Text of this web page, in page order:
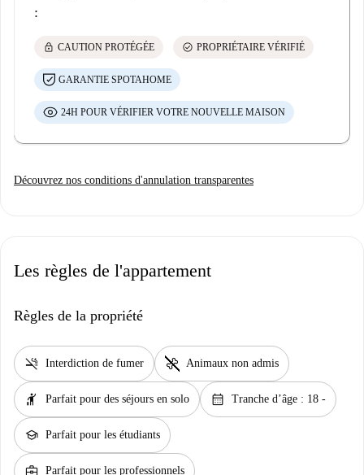
:
lock CAUTION PROTÉGÉE check_circle PROPRIÉTAIRE VÉRIFIÉ
GARANTIE SPOTAHOME
24H POUR VÉRIFIER VOTRE NOUVELLE MAISON
Découvrez nos conditions d'annulation transparentes
Les règles de l'appartement
Règles de la propriété
smoke_free Interdiction de fumer pet_supplies Animaux non admis
hail Parfait pour des séjours en solo calendar_month Tranche d’âge : 18 -
school Parfait pour les étudiants
business_center Parfait pour les professionnels